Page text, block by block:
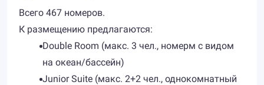
Всего 467 номеров.
К размещению предлагаются:
Double Room (макс. 3 чел., номерм с видом
на океан/бассейн)
Junior Suite (макс. 2+2 чел., однокомнатный